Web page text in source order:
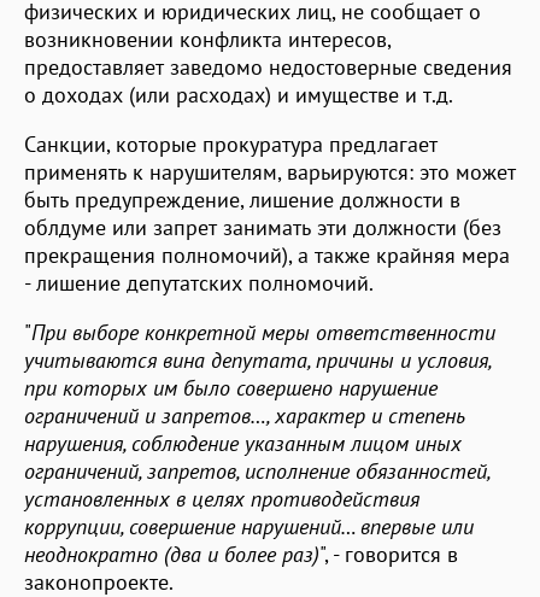
физических и юридических лиц, не сообщает о
возникновении конфликта интересов,
предоставляет заведомо недостоверные сведения
о доходах (или расходах) и имуществе и т.д.
Санкции, которые прокуратура предлагает
применять к нарушителям, варьируются: это может
быть предупреждение, лишение должности в
облдуме или запрет занимать эти должности (без
прекращения полномочий), а также крайняя мера
- лишение депутатских полномочий.
"При выборе конкретной меры ответственности
учитываются вина депутата, причины и условия,
при которых им было совершено нарушение
ограничений и запретов…, характер и степень
нарушения, соблюдение указанным лицом иных
ограничений, запретов, исполнение обязанностей,
установленных в целях противодействия
коррупции, совершение нарушений… впервые или
неоднократно (два и более раз)", - говорится в
законопроекте.